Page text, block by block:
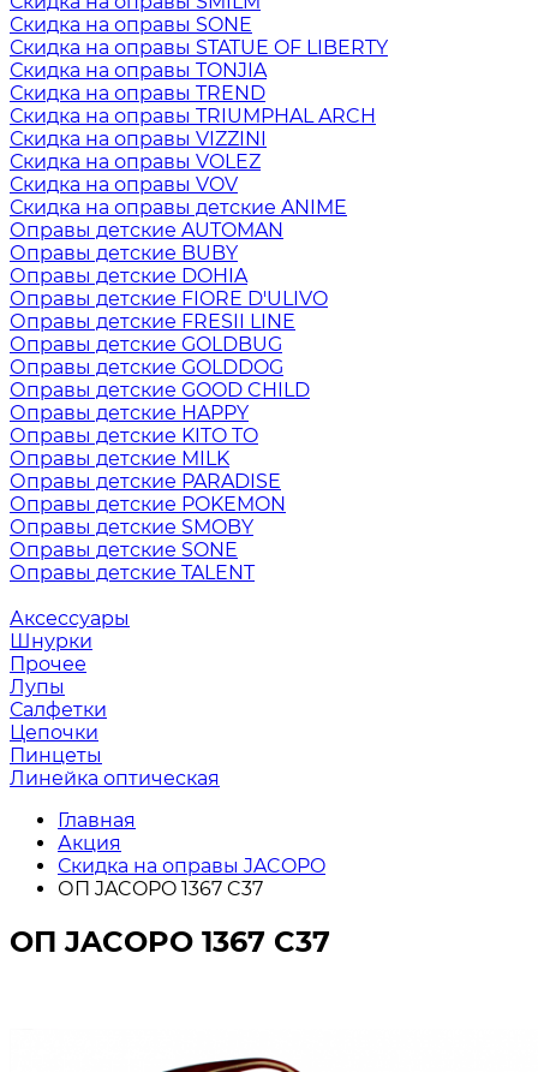
Скидка на оправы SONE
Скидка на оправы STATUE OF LIBERTY
Скидка на оправы TONJIA
Скидка на оправы TREND
Скидка на оправы TRIUMPHAL ARCH
Скидка на оправы VIZZINI
Скидка на оправы VOLEZ
Скидка на оправы VOV
Скидка на оправы детские ANIME
Оправы детские AUTOMAN
Оправы детские BUBY
Оправы детские DOHIA
Оправы детские FIORE D'ULIVO
Оправы детские FRESII LINE
Оправы детские GOLDBUG
Оправы детские GOLDDOG
Оправы детские GOOD CHILD
Оправы детские HAPPY
Оправы детские KITO TO
Оправы детские MILK
Оправы детские PARADISE
Оправы детские POKEMON
Оправы детские SMOBY
Оправы детские SONE
Оправы детские TALENT
Аксессуары
Шнурки
Прочее
Лупы
Салфетки
Цепочки
Пинцеты
Линейка оптическая
Главная
Акция
Скидка на оправы JACOPO
ОП JACOPO 1367 C37
ОП JACOPO 1367 C37